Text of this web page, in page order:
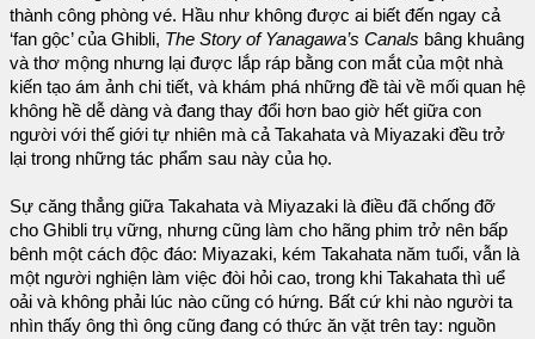
thành công phòng vé. Hầu như không được ai biết đến ngay cả
‘fan gộc’ của Ghibli, The Story of Yanagawa’s Canals bâng khuâng
và thơ mộng nhưng lại được lắp ráp bằng con mắt của một nhà
kiến tạo ám ảnh chi tiết, và khám phá những đề tài về mối quan hệ
không hề dễ dàng và đang thay đổi hơn bao giờ hết giữa con
người với thế giới tự nhiên mà cả Takahata và Miyazaki đều trở
lại trong những tác phẩm sau này của họ.
Sự căng thẳng giữa Takahata và Miyazaki là điều đã chống đỡ
cho Ghibli trụ vững, nhưng cũng làm cho hãng phim trở nên bấp
bênh một cách độc đáo: Miyazaki, kém Takahata năm tuổi, vẫn là
một người nghiện làm việc đòi hỏi cao, trong khi Takahata thì uể
oải và không phải lúc nào cũng có hứng. Bất cứ khi nào người ta
nhìn thấy ông thì ông cũng đang có thức ăn vặt trên tay: nguồn